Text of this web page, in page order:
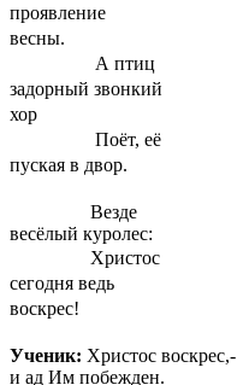
проявление
весны.
А птиц
задорный звонкий
хор
Поёт, её
пуская в двор.
Везде
весёлый куролес:
Христос
сегодня ведь
воскрес!
Ученик: Христос воскрес,-
и ад Им побежден.